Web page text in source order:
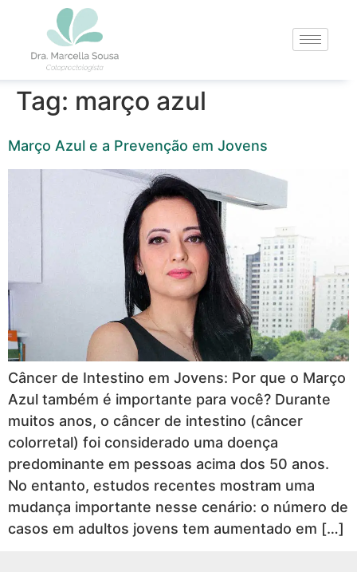
Tag: março azul
Março Azul e a Prevenção em Jovens
Câncer de Intestino em Jovens: Por que o Março
Azul também é importante para você? Durante
muitos anos, o câncer de intestino (câncer
colorretal) foi considerado uma doença
predominante em pessoas acima dos 50 anos.
No entanto, estudos recentes mostram uma
mudança importante nesse cenário: o número de
casos em adultos jovens tem aumentado em […]